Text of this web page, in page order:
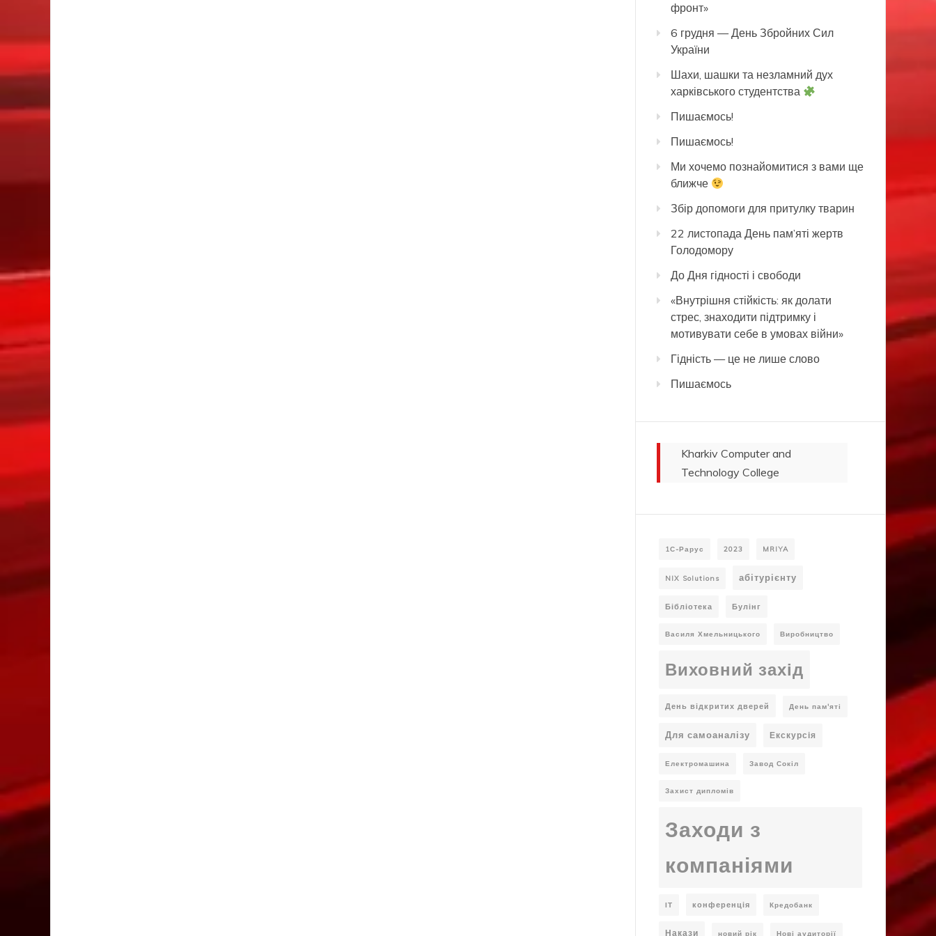
фронт»
6 грудня — День Збройних Сил
України
Шахи, шашки та незламний дух
харківського студентства
Пишаємось!
Пишаємось!
Ми хочемо познайомитися з вами ще
ближче
Збір допомоги для притулку тварин
22 листопада День пам’яті жертв
Голодомору
До Дня гідності і свободи
«Внутрішня стійкість: як долати
стрес, знаходити підтримку і
мотивувати себе в умовах війни»
Гідність — це не лише слово
Пишаємось
Kharkiv Computer and
Technology College
1С-Рарус 2023 MRIYA
NIX Solutions абітурієнту
Бібліотека Булінг
Василя Хмельницького Виробництво
Виховний захід
День відкритих дверей День пам'яті
Для самоаналізу Екскурсія
Електромашина Завод Сокіл
Захист дипломів
Заходи з
компаніями
ІТ конференція Кредобанк
Накази новий рік Нові аудиторії